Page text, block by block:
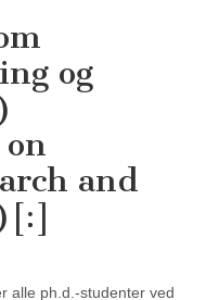
og
and
alle ph.d.-studenter ved